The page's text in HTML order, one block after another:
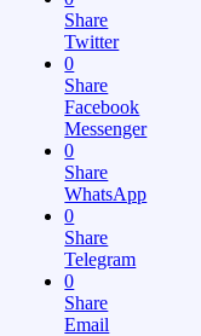
Share
Twitter
0
Share
Facebook
Messenger
0
Share
WhatsApp
0
Share
Telegram
0
Share
Email